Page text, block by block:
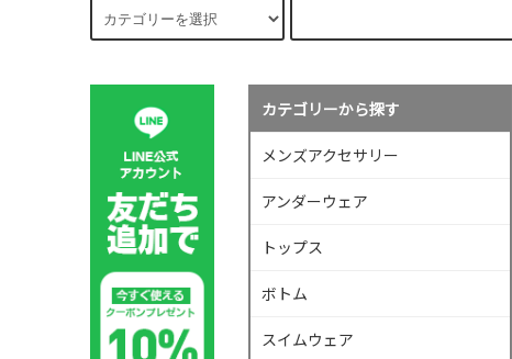
カテゴリーから探す
メンズアクセサリー
アンダーウェア
トップス
ボトム
スイムウェア